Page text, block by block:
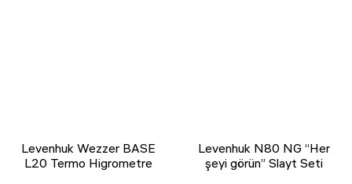
Levenhuk Wezzer BASE
L20 Termo Higrometre
Levenhuk N80 NG “Her
şeyi görün” Slayt Seti